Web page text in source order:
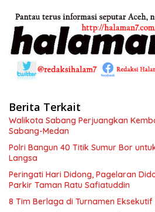
Berita Terkait
Walikota Sabang Perjuangkan
Sabang-Medan
Polri Bangun 40 Titik Sumur Bor
Langsa
Peringati Hari Didong, Pagelaran
Parkir Taman Ratu Safiatuddin
8 Tim Berlaga di Turnamen Eksekutif